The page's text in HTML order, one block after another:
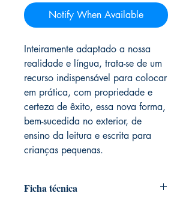
Notify When Available
Inteiramente adaptado a nossa
realidade e língua, trata-se de um
recurso indispensável para colocar
em prática, com propriedade e
certeza de êxito, essa nova forma,
bem-sucedida no exterior, de
ensino da leitura e escrita para
crianças pequenas.
Ficha técnica